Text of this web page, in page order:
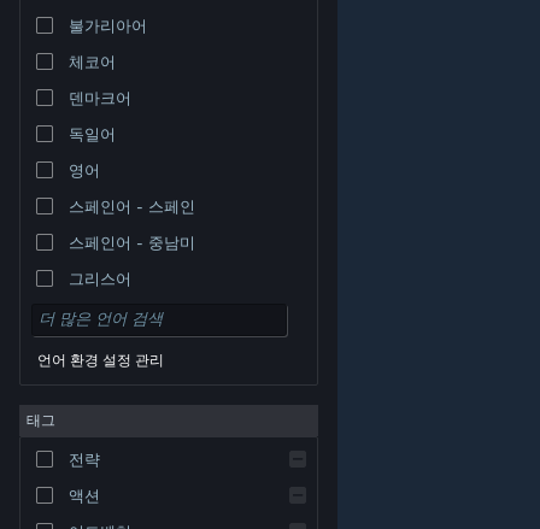
© Valve Corporation. 모든 권리 보유. 모든 상표는 미국
및 기타 국가에서 각각 해당 소유자의 재산입니다.
환불| 쿠키
불가리아어
체코어
덴마크어
독일어
영어
스페인어 - 스페인
스페인어 - 중남미
그리스어
언어 환경 설정 관리
태그
전략
액션